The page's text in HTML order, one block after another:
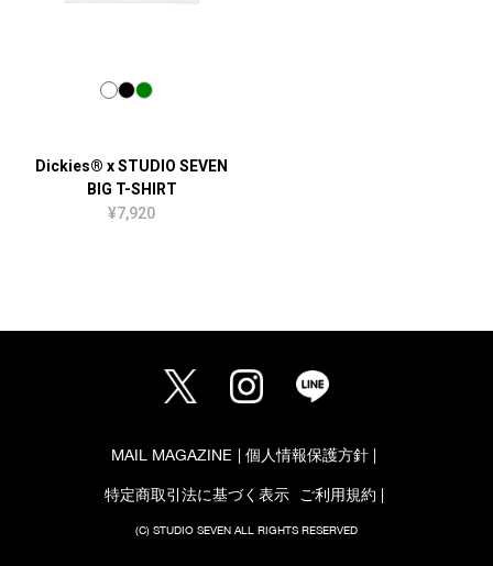
Dickies® x STUDIO SEVEN
BIG T-SHIRT
¥7,920
MAIL MAGAZINE 個人情報保護方針
特定商取引法に基づく表示 ご利用規約
(C) STUDIO SEVEN ALL RIGHTS RESERVED